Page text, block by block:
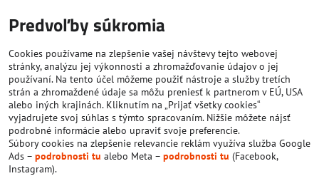
Predvoľby súkromia
Cookies používame na zlepšenie vašej návštevy tejto webovej
stránky, analýzu jej výkonnosti a zhromažďovanie údajov o jej
používaní. Na tento účel môžeme použiť nástroje a služby tretích
strán a zhromaždené údaje sa môžu preniesť k partnerom v EÚ, USA
alebo iných krajinách. Kliknutím na „Prijať všetky cookies“
vyjadrujete svoj súhlas s týmto spracovaním. Nižšie môžete nájsť
podrobné informácie alebo upraviť svoje preferencie.
Súbory cookies na zlepšenie relevancie reklám využíva služba Google
Ads – podrobnosti tu alebo Meta – podrobnosti tu (Facebook,
Instagram).